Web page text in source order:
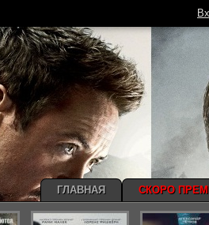
ГЛАВНАЯ СКОРО